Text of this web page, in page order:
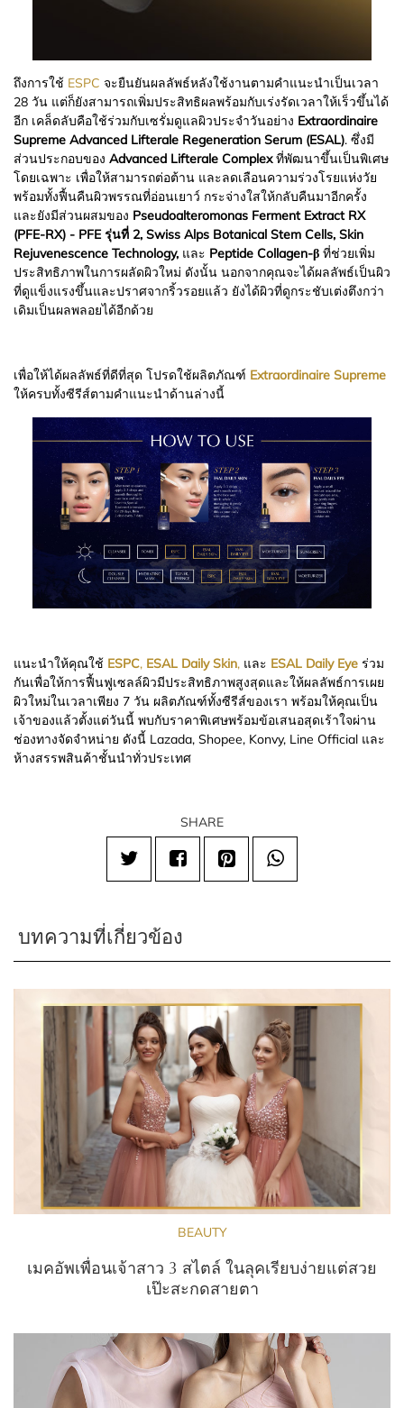
ถึงการใช้ ESPC จะยืนยันผลลัพธ์หลังใช้งานตามคำแนะนำเป็นเวลา
28 วัน แต่ก็ยังสามารถเพิ่มประสิทธิผลพร้อมกับเร่งรัดเวลาให้เร็วขึ้นได้
อีก เคล็ดลับคือใช้ร่วมกับเซรั่มดูแลผิวประจำวันอย่าง Extraordinaire
Supreme Advanced Lifterale Regeneration Serum (ESAL). ซึ่งมี
ส่วนประกอบของ Advanced Lifterale Complexที่พัฒนาขึ้นเป็นพิเศษ
โดยเฉพาะ เพื่อให้สามารถต่อต้าน และลดเลือนความร่วงโรยแห่งวัย
พร้อมทั้งฟื้นคืนผิวพรรณที่อ่อนเยาว์ กระจ่างใสให้กลับคืนมาอีกครั้ง
และยังมีส่วนผสมของ Pseudoalteromonas Ferment Extract RX
(PFE-RX) - PFE รุ่นที่ 2, Swiss Alps Botanical Stem Cells, Skin
Rejuvenescence Technology, และ Peptide Collagen-β ที่ช่วยเพิ่ม
ประสิทธิภาพในการผลัดผิวใหม่ ดังนั้น นอกจากคุณจะได้ผลลัพธ์เป็นผิว
ที่ดูแข็งแรงขึ้นและปราศจากริ้วรอยแล้ว ยังได้ผิวที่ดูกระชับเต่งตึงกว่า
เดิมเป็นผลพลอยได้อีกด้วย
เพื่อให้ได้ผลลัพธ์ที่ดีที่สุด โปรดใช้ผลิตภัณฑ์ Extraordinaire Supreme
ให้ครบทั้งซีรีส์ตามคำแนะนำด้านล่างนี้
แนะนำให้คุณใช้ ESPC, ESAL Daily Skin, และ ESAL Daily Eye ร่วม
กันเพื่อให้การฟื้นฟูเซลล์ผิวมีประสิทธิภาพสูงสุดและให้ผลลัพธ์การเผย
ผิวใหม่ในเวลาเพียง 7 วัน ผลิตภัณฑ์ทั้งซีรีส์ของเรา พร้อมให้คุณเป็น
เจ้าของแล้วตั้งแต่วันนี้ พบกับราคาพิเศษพร้อมข้อเสนอสุดเร้าใจผ่าน
ช่องทางจัดจำหน่าย ดังนี้ Lazada, Shopee, Konvy, Line Official และ
ห้างสรรพสินค้าชั้นนำทั่วประเทศ
SHARE
บทความที่เกี่ยวข้อง
BEAUTY
เมคอัพเพื่อนเจ้าสาว 3 สไตล์ ในลุคเรียบง่ายแต่สวย
เป๊ะสะกดสายตา